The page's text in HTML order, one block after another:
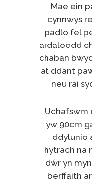
Mae ein
cynnwys
padlo fel
ardaloedd
chaban
at ddant
neu rai
Uchafswm
yw 90cm
ddylunio
hytrach na
dŵr yn
berffaith